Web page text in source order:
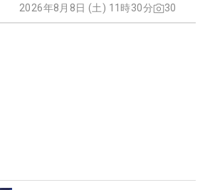
2026年8月8日 (土) 11時30分 30